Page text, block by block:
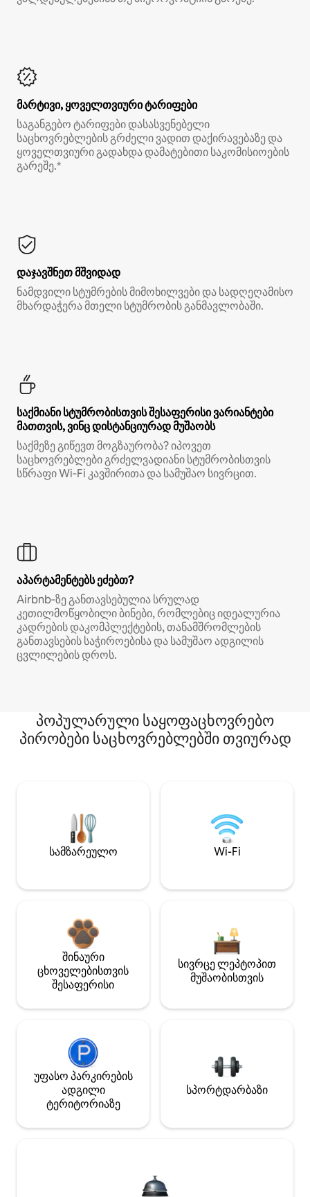
მარტივი, ყოველთვიური ტარიფები
საგანგებო ტარიფები დასასვენებელი
საცხოვრებლების გრძელი ვადით დაქირავებაზე და
ყოველთვიური გადახდა დამატებითი საკომისიოების
გარეშე.*
დაჯავშნეთ მშვიდად
ნამდვილი სტუმრების მიმოხილვები და სადღეღამისო
მხარდაჭერა მთელი სტუმრობის განმავლობაში.
საქმიანი სტუმრობისთვის შესაფერისი ვარიანტები
მათთვის, ვინც დისტანციურად მუშაობს
საქმეზე გიწევთ მოგზაურობა? იპოვეთ
საცხოვრებლები გრძელვადიანი სტუმრობისთვის
სწრაფი Wi‑Fi კავშირითა და სამუშაო სივრცით.
აპარტამენტებს ეძებთ?
Airbnb‑ზე განთავსებულია სრულად
კეთილმოწყობილი ბინები, რომლებიც იდეალურია
კადრების დაკომპლექტების, თანამშრომლების
განთავსების საჭიროებისა და სამუშაო ადგილის
ცვლილების დროს.
პოპულარული საყოფაცხოვრებო
პირობები საცხოვრებლებში თვიურად
სამზარეულო Wi-Fi
შინაური
ცხოველებისთვის
შესაფერისი
სივრცე ლეპტოპით
მუშაობისთვის
უფასო პარკირების
ადგილი
ტერიტორიაზე
სპორტდარბაზი